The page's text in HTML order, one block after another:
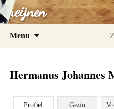
reijnen
Menu
Hermanus Johannes
Profiel Gezin